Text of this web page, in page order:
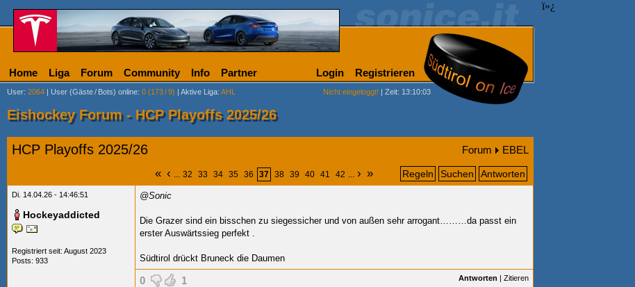
ï»¿
Home Liga Forum Community Info Partner Login Registrieren
User: 2064 | User (Gäste/ Bots) online: 0 (173/9) | Aktive Liga: AHL Nicht eingeloggt! | Zeit: 13:10:03
Eishockey Forum - HCP Playoffs 2025/26
HCP Playoffs 2025/26 Forum EBEL
« ‹ ... 32 33 34 35 36 37 38 39 40 41 42 ... › » Regeln Suchen Antworten
Di. 14.04.26 - 14:46:51
Hockeyaddicted
Registriert seit: August 2023
Posts: 933
@Sonic
Die Grazer sind ein bisschen zu siegessicher und von außen sehr arrogant………da passt ein
erster Auswärtssieg perfekt .
Südtirol drückt Bruneck die Daumen
0 1 Antworten | Zitieren